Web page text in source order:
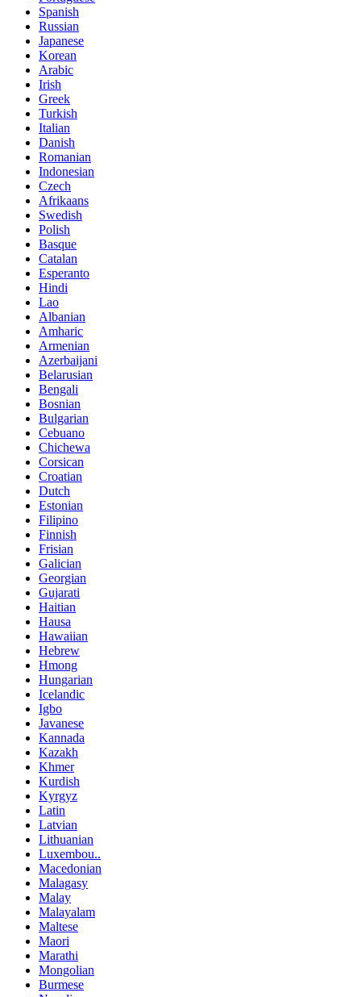
Spanish
Russian
Japanese
Korean
Arabic
Irish
Greek
Turkish
Italian
Danish
Romanian
Indonesian
Czech
Afrikaans
Swedish
Polish
Basque
Catalan
Esperanto
Hindi
Lao
Albanian
Amharic
Armenian
Azerbaijani
Belarusian
Bengali
Bosnian
Bulgarian
Cebuano
Chichewa
Corsican
Croatian
Dutch
Estonian
Filipino
Finnish
Frisian
Galician
Georgian
Gujarati
Haitian
Hausa
Hawaiian
Hebrew
Hmong
Hungarian
Icelandic
Igbo
Javanese
Kannada
Kazakh
Khmer
Kurdish
Kyrgyz
Latin
Latvian
Lithuanian
Luxembou..
Macedonian
Malagasy
Malay
Malayalam
Maltese
Maori
Marathi
Mongolian
Burmese